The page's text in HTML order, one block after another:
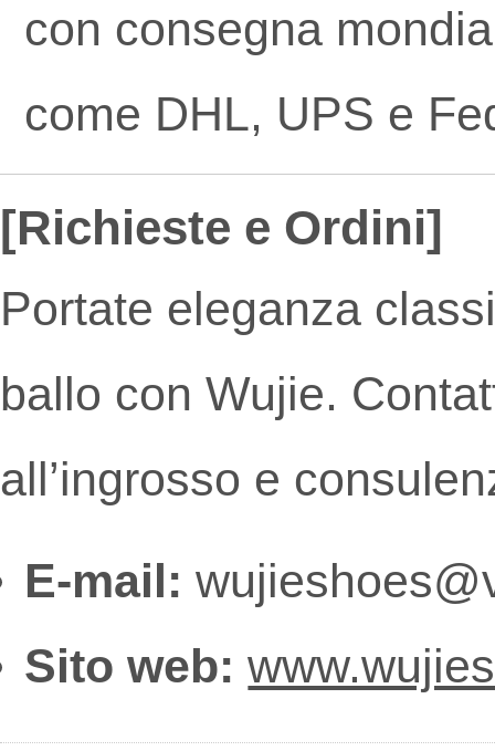
con consegna
come DHL, UPS e
[Richieste e Ordini]
Portate eleganza
ballo con Wujie.
all’ingrosso e
E-mail:
Sito web: